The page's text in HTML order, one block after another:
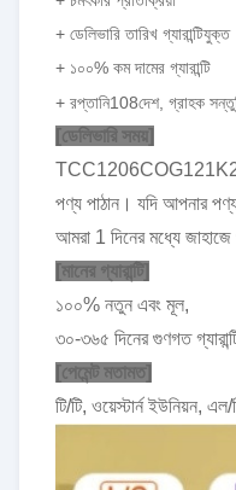
+ ডেলিভারি তারিখ গ্যারান্টিযুক্ত
+ ১০০% কম দামের গ্যারান্টি
+ রপ্তানি108দেশ, গ্রাহক
[ডেলিভারি সময়]
পণ্য পাঠান। যদি আপনার
আমরা 1 দিনের মধ্যে জাহাজে
[মানের গ্যারান্টি]
১০০% নতুন এবং মূল,
৩০-৩৬৫ দিনের গুণগত
[পেমেন্ট মতামত]
টি/টি, ওয়েস্টার্ন ইউনিয়ন,